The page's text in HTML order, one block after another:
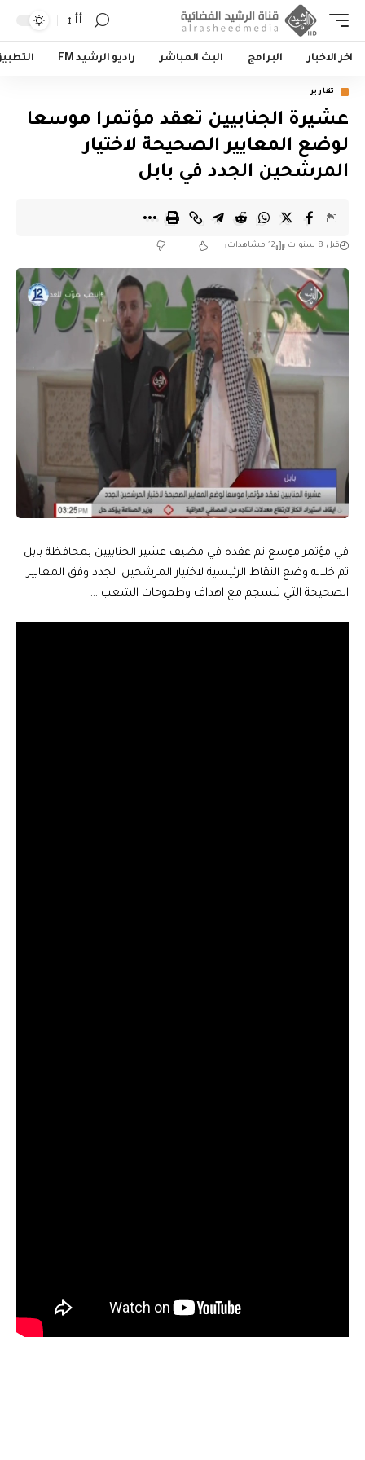
أأ
اخر الاخبار البرامج البث المباشر راديو الرشيد FM
تقارير
عشيرة الجنابيين تعقد مؤتمرا موسعا
لوضع المعايير الصحيحة لاختيار
المرشحين الجدد في بابل
قبل 8 سنوات 12 مشاهدات
في مؤتمر موسع تم عقده في مضيف عشير الجنابيين بمحافظة بابل
تم خلاله وضع النقاط الرئيسية لاختيار المرشحين الجدد وفق المعايير
الصحيحة التي تنسجم مع اهداف وطموحات الشعب …